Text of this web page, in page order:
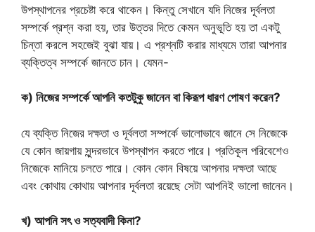
উপস্থাপনের প্রচেষ্টা করে থাকেন। কিন্তু সেখানে যদি নিজের দূর্বলতা
সম্পর্কে প্রশ্ন করা হয়, তার উত্তর দিতে কেমন অনুভূতি হয় তা একটু
চিন্তা করলে সহজেই বুঝা যায়। এ প্রশ্নটি করার মাধ্যমে তারা আপনার
ব্যক্তিত্ব সম্পর্কে জানতে চান। যেমন-
ক) নিজের সম্পর্কে আপনি কতটুকু জানেন বা কিরূপ ধারণ পোষণ করেন?
যে ব্যক্তি নিজের দক্ষতা ও দূর্বলতা সম্পর্কে ভালোভাবে জানে সে নিজেকে
যে কোন জায়গায় সুন্দরভাবে উপস্থাপন করতে পারে। প্রতিকূল পরিবেশেও
নিজেকে মানিয়ে চলতে পারে। কোন কোন বিষয়ে আপনার দক্ষতা আছে
এবং কোথায় কোথায় আপনার দূর্বলতা রয়েছে সেটা আপনিই ভালো জানেন।
খ) আপনি সৎ ও সত্যবাদী কিনা?